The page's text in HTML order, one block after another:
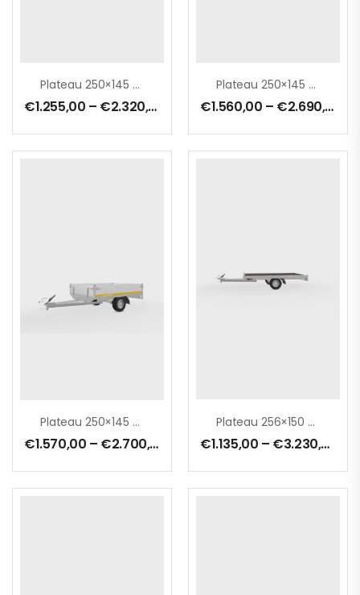
Plateau 250×145 Cm
€1.255,00 – €2.320,00
Plateau 250×145 Cm – 0750 Kg – Ridelles 30 Cm – Freinée
€1.560,00 – €2.690,00
Plateau 250×145 Cm – 1000 Kg – Ridelles 30 Cm – Freinée
€1.570,00 – €2.700,00
Plateau 256×150 Cm
€1.135,00 – €3.230,00